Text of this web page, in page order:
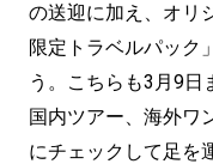
の送迎に加え、オリ
限定トラベルパック
う。こちらも3月9日
国内ツアー、海外ワ
にチェックして足を